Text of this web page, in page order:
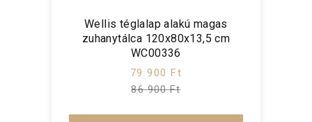
Wellis téglalap alakú magas
zuhanytálca 120x80x13,5 cm
WC00336
79 900 Ft
86 900 Ft